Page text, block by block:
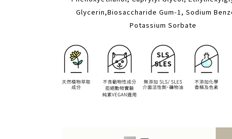
Glycerin,Biosaccharide Gum-1, Sodium
Potassium Sorbate